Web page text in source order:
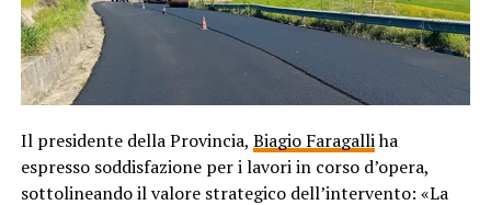
Il presidente della Provincia, Biagio Faragalliha
espresso soddisfazione per i lavori in corso d’opera,
sottolineando il valore strategico dell’intervento: «La